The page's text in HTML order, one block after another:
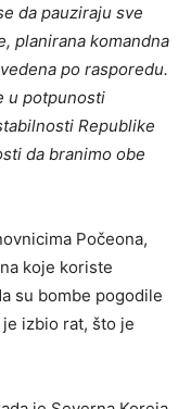
da pauziraju sve
planirana komandna
po rasporedu.
u potpunosti
Republike
da branimo obe
Počeona,
koje koriste
su bombe pogodile
izbio rat, što je